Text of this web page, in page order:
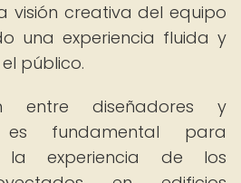
creativa del equipo
una experiencia fluida y
público.
entre diseñadores y
es fundamental para
la experiencia de los